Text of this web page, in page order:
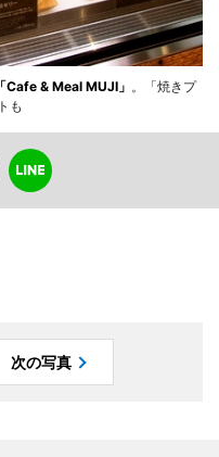
Cafe & Meal MUJI」 。「焼きプ
も
次の写真